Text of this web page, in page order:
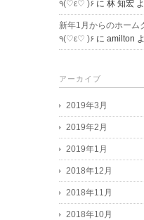
٩(♡ε♡ )۶ に 林 知宏
新年1月からのホーム
٩(♡ε♡ )۶ に amilton
アーカイブ
2019年3月
2019年2月
2019年1月
2018年12月
2018年11月
2018年10月